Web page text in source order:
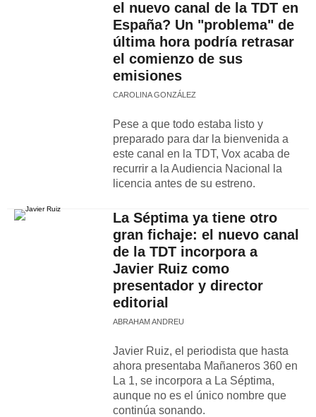
el nuevo canal de la TDT en
España? Un "problema" de
última hora podría retrasar
el comienzo de sus
emisiones
CAROLINA GONZÁLEZ
Pese a que todo estaba listo y
preparado para dar la bienvenida a
este canal en la TDT, Vox acaba de
recurrir a la Audiencia Nacional la
licencia antes de su estreno.
La Séptima ya tiene otro
gran fichaje: el nuevo canal
de la TDT incorpora a
Javier Ruiz como
presentador y director
editorial
ABRAHAM ANDREU
Javier Ruiz, el periodista que hasta
ahora presentaba Mañaneros 360 en
La 1, se incorpora a La Séptima,
aunque no es el único nombre que
continúa sonando.